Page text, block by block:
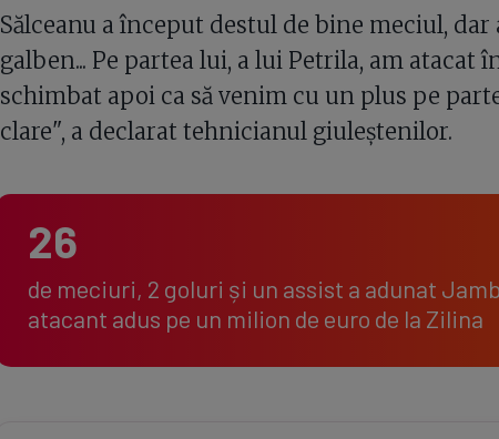
Sălceanu a început destul de bine meciul, dar
galben... Pe partea lui, a lui Petrila, am atacat
schimbat apoi ca să venim cu un plus pe
clare", a declarat tehnicianul giuleștenilor.
26
de meciuri, 2 goluri și un assist a adunat
atacant adus pe un milion de euro de la Zilina